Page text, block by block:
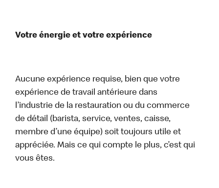
Votre énergie et votre expérience
Aucune expérience requise, bien que votre
expérience de travail antérieure dans
l’industrie de la restauration ou du commerce
de détail (barista, service, ventes, caisse,
membre d’une équipe) soit toujours utile et
appréciée. Mais ce qui compte le plus, c’est qui
vous êtes.